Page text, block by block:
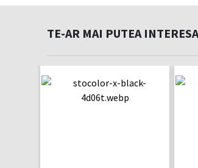
TE-AR MAI PUTEA INTERESA